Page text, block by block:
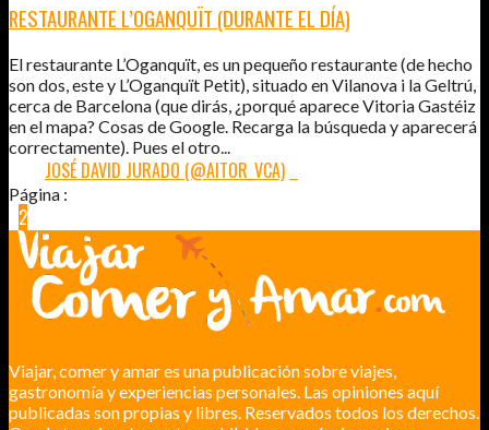
RESTAURANTE L’OGANQUÏT (DURANTE EL DÍA)
El restaurante L’Oganquït, es un pequeño restaurante (de hecho
son dos, este y L’Oganquït Petit), situado en Vilanova i la Geltrú,
cerca de Barcelona (que dirás, ¿porqué aparece Vitoria Gastéiz
en el mapa? Cosas de Google. Recarga la búsqueda y aparecerá
correctamente). Pues el otro...
JOSÉ DAVID JURADO (@AITOR_VCA)
Página :
2
Viajar, comer y amar es una publicación sobre viajes,
gastronomía y experiencias personales. Las opiniones aquí
publicadas son propias y libres. Reservados todos los derechos.